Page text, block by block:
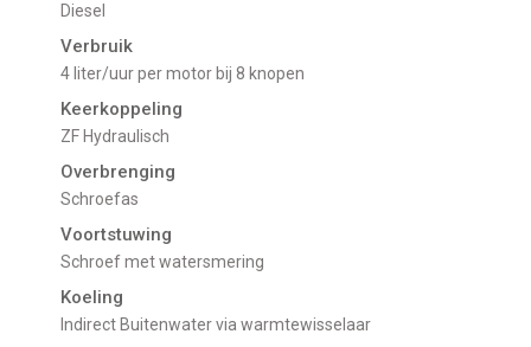
Diesel
Verbruik
4 liter/uur per motor bij 8 knopen
Keerkoppeling
ZF Hydraulisch
Overbrenging
Schroefas
Voortstuwing
schroef met watersmering
Koeling
indirect Buitenwater via warmtewisselaar